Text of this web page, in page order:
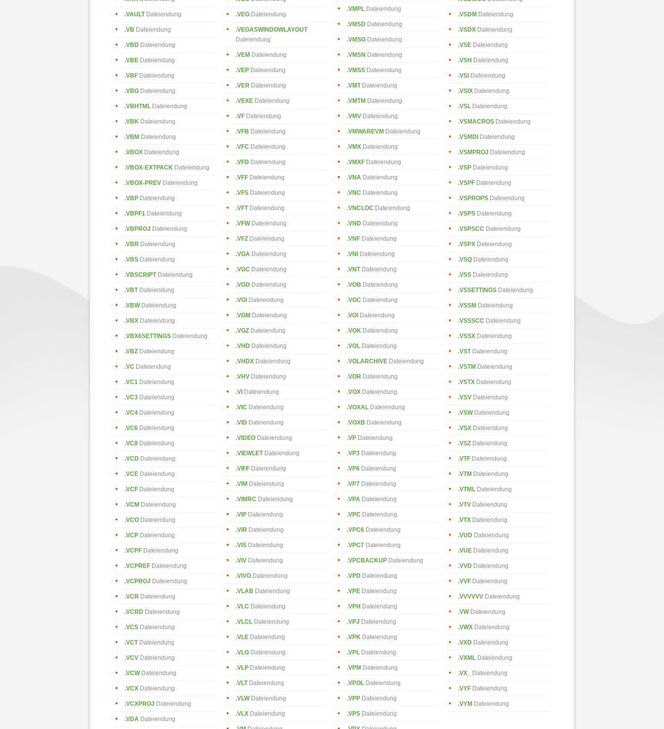
.VAULTDateiendung
.VB Dateiendung
.VBD Dateiendung
.VBE Dateiendung
.VBF Dateiendung
.VBG Dateiendung
.VBHTML Dateiendung
.VBK Dateiendung
.VBM Dateiendung
.VBOX Dateiendung
.VBOX-EXTPACK Dateiendung
.VBOX-PREV Dateiendung
.VBP Dateiendung
.VBPF1 Dateiendung
.VBPROJ Dateiendung
.VBR Dateiendung
.VBS Dateiendung
.VBSCRIPTDateiendung
.VBTDateiendung
.VBWDateiendung
.VBX Dateiendung
.VBX6SETTINGS Dateiendung
.VBZ Dateiendung
.VC Dateiendung
.VC1 Dateiendung
.VC3 Dateiendung
.VC4 Dateiendung
.VC6 Dateiendung
.VC8 Dateiendung
.VCD Dateiendung
.VCE Dateiendung
.VCF Dateiendung
.VCM Dateiendung
.VCO Dateiendung
.VCP Dateiendung
.VCPF Dateiendung
.VCPREF Dateiendung
.VCPROJ Dateiendung
.VCR Dateiendung
.VCRD Dateiendung
.VCS Dateiendung
.VCTDateiendung
.VCV Dateiendung
.VCWDateiendung
.VCX Dateiendung
.VCXPROJ Dateiendung
.VDA Dateiendung
.VEG Dateiendung
.VEGASWINDOWLAYOUT
Dateiendung
.VEM Dateiendung
.VEP Dateiendung
.VER Dateiendung
.VEXE Dateiendung
.VF Dateiendung
.VFB Dateiendung
.VFC Dateiendung
.VFD Dateiendung
.VFF Dateiendung
.VFS Dateiendung
.VFTDateiendung
.VFWDateiendung
.VFZ Dateiendung
.VGA Dateiendung
.VGC Dateiendung
.VGD Dateiendung
.VGI Dateiendung
.VGM Dateiendung
.VGZ Dateiendung
.VHD Dateiendung
.VHDX Dateiendung
.VHV Dateiendung
.VI Dateiendung
.VIC Dateiendung
.VID Dateiendung
.VIDEO Dateiendung
.VIEWLETDateiendung
.VIFF Dateiendung
.VIM Dateiendung
.VIMRC Dateiendung
.VIP Dateiendung
.VIR Dateiendung
.VIS Dateiendung
.VIV Dateiendung
.VIVO Dateiendung
.VLAB Dateiendung
.VLC Dateiendung
.VLCL Dateiendung
.VLE Dateiendung
.VLG Dateiendung
.VLP Dateiendung
.VLTDateiendung
.VLWDateiendung
.VLX Dateiendung
.VMPL Dateiendung
.VMSD Dateiendung
.VMSG Dateiendung
.VMSN Dateiendung
.VMSS Dateiendung
.VMTDateiendung
.VMTM Dateiendung
.VMV Dateiendung
.VMWAREVM Dateiendung
.VMX Dateiendung
.VMXF Dateiendung
.VNA Dateiendung
.VNC Dateiendung
.VNCLOC Dateiendung
.VND Dateiendung
.VNF Dateiendung
.VNI Dateiendung
.VNTDateiendung
.VOB Dateiendung
.VOC Dateiendung
.VOI Dateiendung
.VOK Dateiendung
.VOL Dateiendung
.VOLARCHIVE Dateiendung
.VOR Dateiendung
.VOX Dateiendung
.VOXAL Dateiendung
.VOXB Dateiendung
.VP Dateiendung
.VP3 Dateiendung
.VP6 Dateiendung
.VP7 Dateiendung
.VPA Dateiendung
.VPC Dateiendung
.VPC6 Dateiendung
.VPC7 Dateiendung
.VPCBACKUP Dateiendung
.VPD Dateiendung
.VPE Dateiendung
.VPH Dateiendung
.VPJ Dateiendung
.VPK Dateiendung
.VPL Dateiendung
.VPM Dateiendung
.VPOL Dateiendung
.VPP Dateiendung
.VPS Dateiendung
.VSDM Dateiendung
.VSDX Dateiendung
.VSE Dateiendung
.VSH Dateiendung
.VSI Dateiendung
.VSIX Dateiendung
.VSL Dateiendung
.VSMACROS Dateiendung
.VSMDI Dateiendung
.VSMPROJ Dateiendung
.VSP Dateiendung
.VSPF Dateiendung
.VSPROPS Dateiendung
.VSPS Dateiendung
.VSPSCC Dateiendung
.VSPX Dateiendung
.VSQ Dateiendung
.VSS Dateiendung
.VSSETTINGS Dateiendung
.VSSM Dateiendung
.VSSSCC Dateiendung
.VSSX Dateiendung
.VSTDateiendung
.VSTM Dateiendung
.VSTX Dateiendung
.VSV Dateiendung
.VSWDateiendung
.VSX Dateiendung
.VSZ Dateiendung
.VTF Dateiendung
.VTM Dateiendung
.VTML Dateiendung
.VTV Dateiendung
.VTX Dateiendung
.VUD Dateiendung
.VUE Dateiendung
.VVD Dateiendung
.VVF Dateiendung
.VVVVVV Dateiendung
.VWDateiendung
.VWX Dateiendung
.VXD Dateiendung
.VXML Dateiendung
.VX_ Dateiendung
.VYF Dateiendung
.VYM Dateiendung